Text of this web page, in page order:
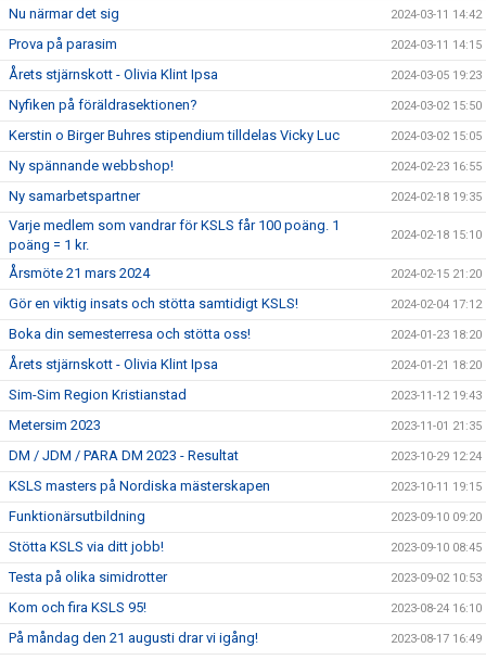
Nu närmar det sig 2024-03-11 14:42
Prova på parasim 2024-03-11 14:15
Årets stjärnskott - Olivia Klint Ipsa 2024-03-05 19:23
Nyfiken på föräldrasektionen? 2024-03-02 15:50
Kerstin o Birger Buhres stipendium tilldelas Vicky Luc 2024-03-02 15:05
Ny spännande webbshop! 2024-02-23 16:55
Ny samarbetspartner 2024-02-18 19:35
Varje medlem som vandrar för KSLS får 100 poäng. 1
poäng = 1 kr.
2024-02-18 15:10
Årsmöte 21 mars 2024 2024-02-15 21:20
Gör en viktig insats och stötta samtidigt KSLS! 2024-02-04 17:12
Boka din semesterresa och stötta oss! 2024-01-23 18:20
Årets stjärnskott - Olivia Klint Ipsa 2024-01-21 18:20
Sim-Sim Region Kristianstad 2023-11-12 19:43
Metersim 2023 2023-11-01 21:35
DM / JDM / PARA DM 2023 - Resultat 2023-10-29 12:24
KSLS masters på Nordiska mästerskapen 2023-10-11 19:15
Funktionärsutbildning 2023-09-10 09:20
Stötta KSLS via ditt jobb! 2023-09-10 08:45
Testa på olika simidrotter 2023-09-02 10:53
Kom och fira KSLS 95! 2023-08-24 16:10
På måndag den 21 augusti drar vi igång! 2023-08-17 16:49